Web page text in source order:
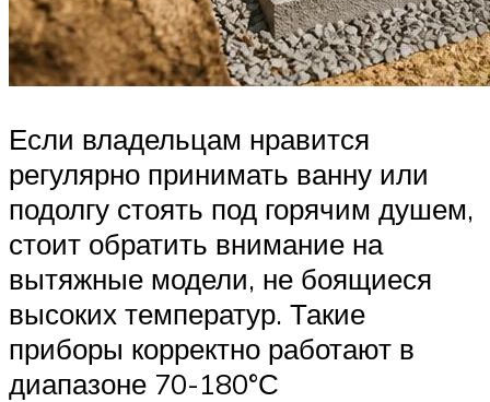
Если владельцам нравится
регулярно принимать ванну или
подолгу стоять под горячим душем,
стоит обратить внимание на
вытяжные модели, не боящиеся
высоких температур. Такие
приборы корректно работают в
диапазоне 70-180°С